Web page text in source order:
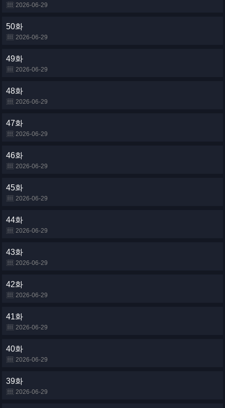
2026-06-29
50화
2026-06-29
49화
2026-06-29
48화
2026-06-29
47화
2026-06-29
46화
2026-06-29
45화
2026-06-29
44화
2026-06-29
43화
2026-06-29
42화
2026-06-29
41화
2026-06-29
40화
2026-06-29
39화
2026-06-29